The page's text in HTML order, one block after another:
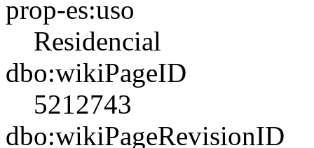
prop-es:uso
Residencial
dbo:wikiPageID
5212743
dbo:wikiPageRevisionID